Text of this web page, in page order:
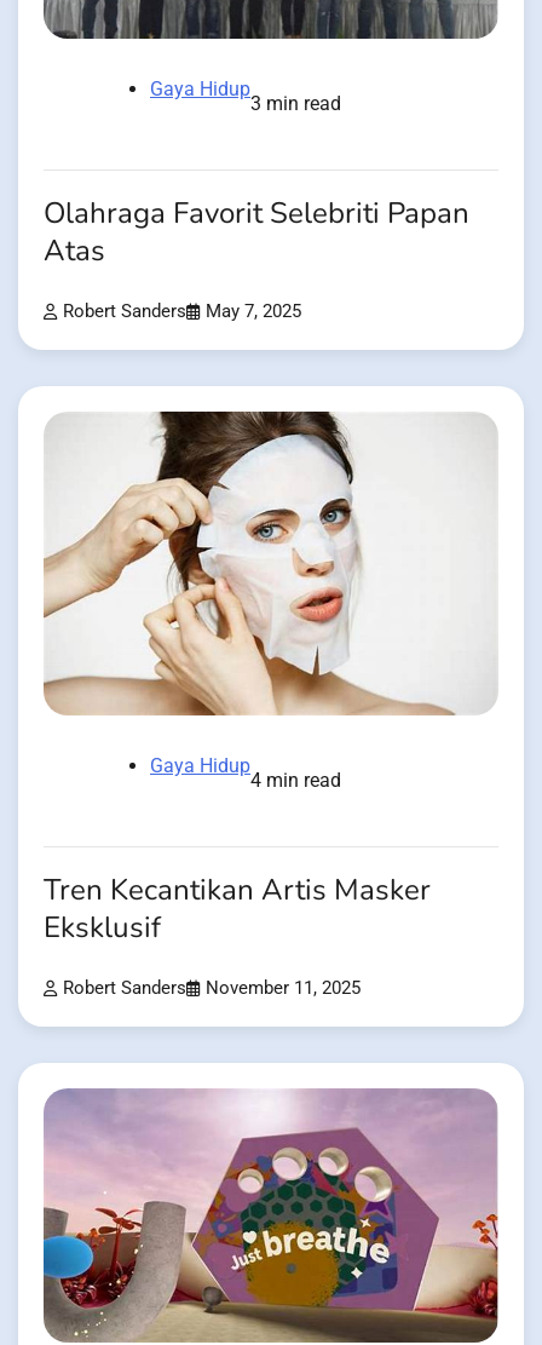
Gaya Hidup
3 min read
Olahraga Favorit Selebriti Papan
Atas
Robert Sanders May 7, 2025
Gaya Hidup
4 min read
Tren Kecantikan Artis Masker
Eksklusif
Robert Sanders November 11, 2025